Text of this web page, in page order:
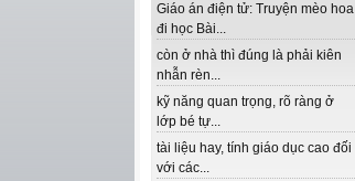
Giáo án điện tử: Truyện mèo hoa
đi học Bài...
còn ở nhà thì đúng là phải kiên
nhẫn rèn...
kỹ năng quan trọng, rõ ràng ở
lớp bé tự...
tài liệu hay, tính giáo dục cao đối
với các...